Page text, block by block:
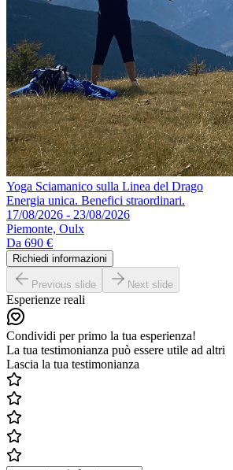
Yoga Sciamanico sulla Linea del Drago
Energia unica. Benefici straordinari.
17/08/2026 - 23/08/2026
Piemonte, Oulx
Da 690 €
Richiedi informazioni
Previous slide Next slide
Esperienze reali
Condividi per primo la tua esperienza!
La tua testimonianza può essere utile ad altri
Lascia la tua testimonianza